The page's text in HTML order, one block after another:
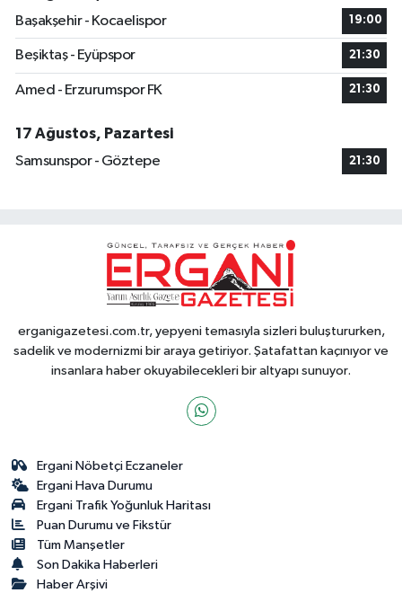
Başakşehir - Kocaelispor
19:00
Beşiktaş - Eyüpspor 21:30
Amed - Erzurumspor FK 21:30
17 Ağustos, Pazartesi
Samsunspor - Göztepe
21:30
erganigazetesi.com.tr, yepyeni temasıyla sizleri buluştururken,
sadelik ve modernizmi bir araya getiriyor. Şatafattan kaçınıyor ve
insanlara haber okuyabilecekleri bir altyapı sunuyor.
Ergani Nöbetçi Eczaneler
Ergani Hava Durumu
Ergani Trafik Yoğunluk Haritası
Puan Durumu ve Fikstür
Tüm Manşetler
Son Dakika Haberleri
Haber Arşivi